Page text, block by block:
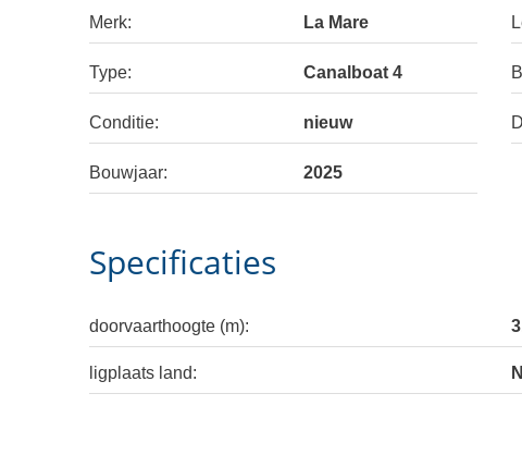
Merk: La Mare
Type: Canalboat 4
Conditie: nieuw
Bouwjaar: 2025
Specificaties
doorvaarthoogte (m):
ligplaats land: